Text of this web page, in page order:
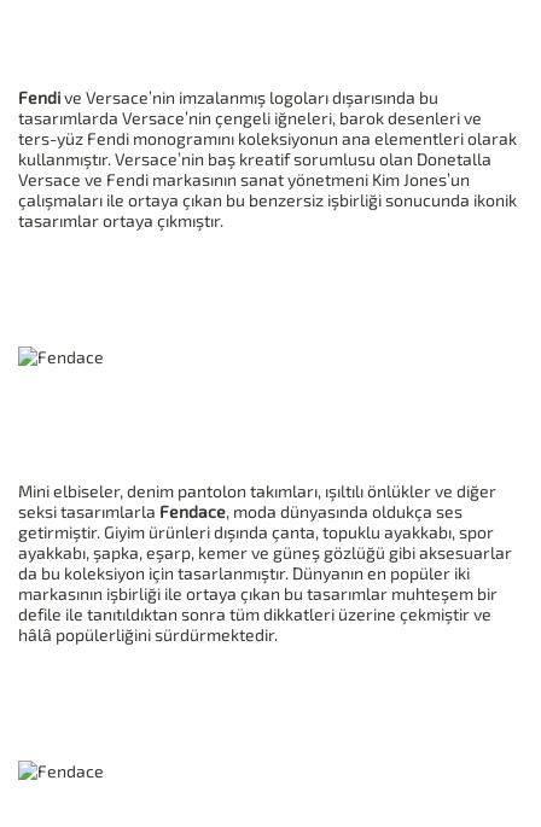
Fendive Versace’nin imzalanmış logoları dışarısında bu
tasarımlarda Versace’nin çengeli iğneleri, barok desenleri ve
ters-yüz Fendi monogramını koleksiyonun ana elementleri olarak
kullanmıştır. Versace’nin baş kreatif sorumlusu olan Donetalla
Versace ve Fendi markasının sanat yönetmeni Kim Jones’un
çalışmaları ile ortaya çıkan bu benzersiz işbirliği sonucunda ikonik
tasarımlar ortaya çıkmıştır.
Mini elbiseler, denim pantolon takımları, ışıltılı önlükler ve diğer
seksi tasarımlarla Fendace, moda dünyasında oldukça ses
getirmiştir. Giyim ürünleri dışında çanta, topuklu ayakkabı, spor
ayakkabı, şapka, eşarp, kemer ve güneş gözlüğü gibi aksesuarlar
da bu koleksiyon için tasarlanmıştır. Dünyanın en popüler iki
markasının işbirliği ile ortaya çıkan bu tasarımlar muhteşem bir
defile ile tanıtıldıktan sonra tüm dikkatleri üzerine çekmiştir ve
hâlâ popülerliğini sürdürmektedir.